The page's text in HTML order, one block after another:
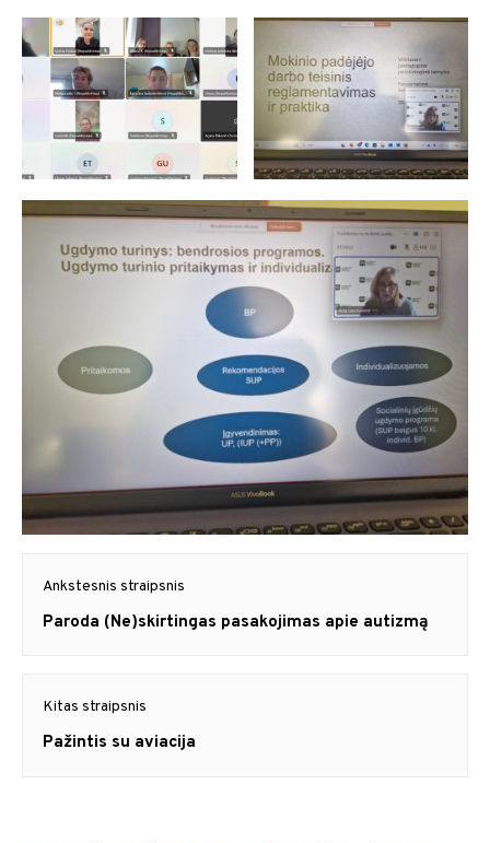
Navigacija
tarp
Ankstesnis straipsnis
Previous
Paroda (Ne)skirtingas pasakojimas apie autizmą
Kitas straipsnis
Next
Pažintis su aviacija